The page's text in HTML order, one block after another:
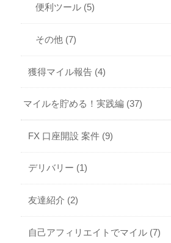
便利ツール (5)
その他 (7)
獲得マイル報告 (4)
マイルを貯める！実践編 (37)
FX 口座開設 案件 (9)
デリバリー (1)
友達紹介 (2)
自己アフィリエイトでマイル (7)